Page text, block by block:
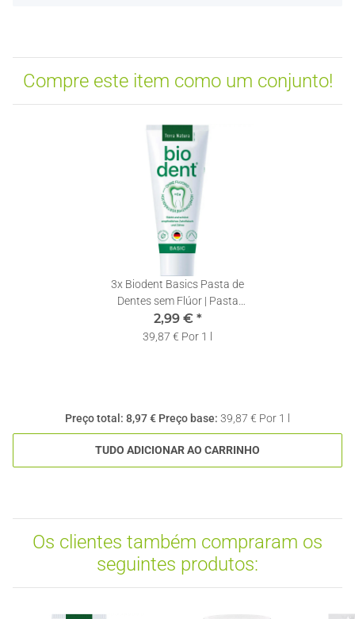
Compre este item como um conjunto!
3x Biodent Basics Pasta de
Dentes sem Flúor | Pasta
Dentífrica Terra Natura | 1 x
75ml
2,99 € *
39,87 € Por 1 l
Preço total: 8,97 € Preço base: 39,87 € Por 1 l
TUDO ADICIONAR AO CARRINHO
Os clientes também compraram os
seguintes produtos: